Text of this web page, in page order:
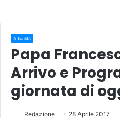
Attualità
Papa
Arrivo e
giornata di
Redazione 28 Aprile 2017